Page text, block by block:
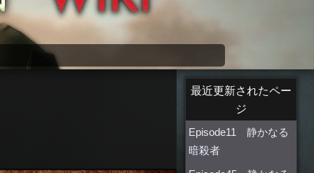
最近更新されたペー
ジ
Episode11 静かなる
暗殺者